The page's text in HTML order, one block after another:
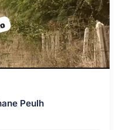
Peulh